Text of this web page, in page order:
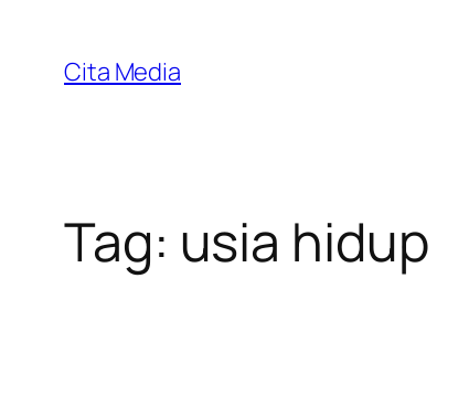
content
Cita Media
Tag: usia hidup